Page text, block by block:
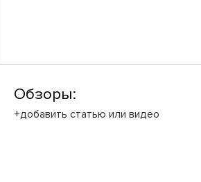
Обзоры:
+добавить статью или видео